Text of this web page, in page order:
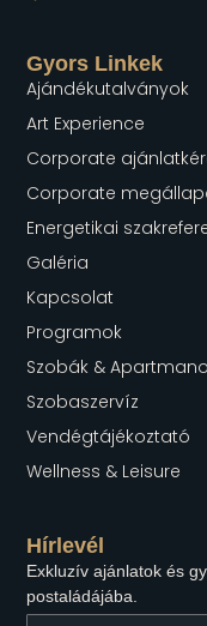
Gyors Linkek
Ajándékutalványok
Art Experience
Corporate
Corporate
Energetikai
Galéria
Kapcsolat
Programok
Szobák &
Szobaszervíz
Vendégtájékoztató
Wellness & Leisure
Hírlevél
Exkluzív ajánlatok és
postaládájába.